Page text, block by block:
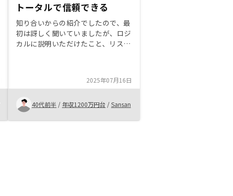
トータルで信頼できる
知り合いからの紹介でしたので、最
初は訝しく聞いていましたが、ロジ
カルに説明いただけたこと、リスク
点で、安心感を覚えています。物件
2025年07月16日
40代前半 / 年収1200万円台 /Sansan